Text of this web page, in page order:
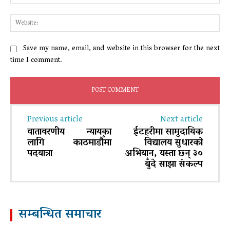
Save my name, email, and website in this browser for the next
time I comment.
Previous article
वातावरणीय न्यायका
लागि काठमाडौँमा
पदयात्रा
Next article
ईटहरीमा सामुदायिक
विद्यालय सुधारकाे
अभियान, यस्ता छन् ३०
बुँदे साझा संकल्प
सम्बन्धित समाचार